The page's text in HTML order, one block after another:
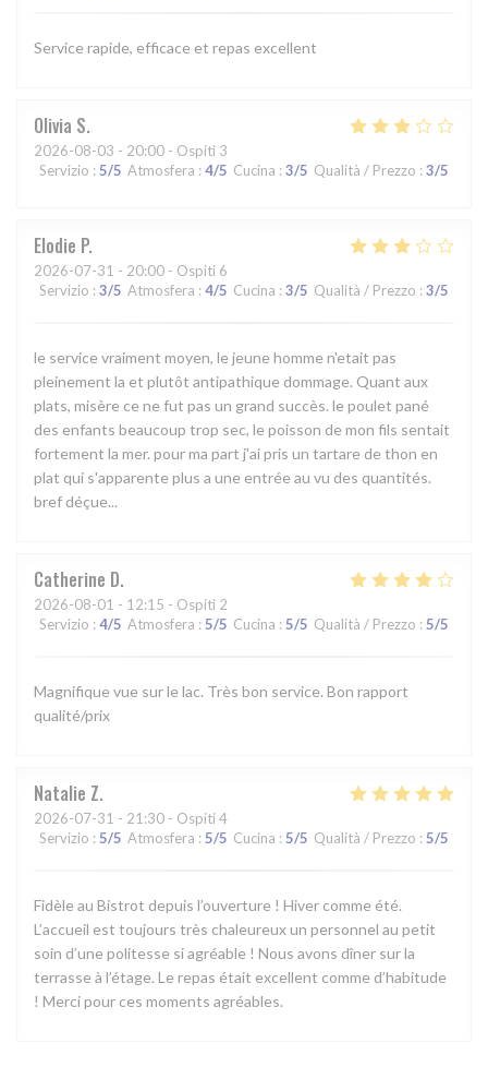
Service rapide, efficace et repas excellent
Olivia S
2026-08-03 - 20:00 - Ospiti 3
Servizio : 5/5 Atmosfera : 4/5 Cucina : 3/5 Qualità / Prezzo : 3/5
Elodie P
2026-07-31 - 20:00 - Ospiti 6
Servizio : 3/5 Atmosfera : 4/5 Cucina : 3/5 Qualità / Prezzo : 3/5
le service vraiment moyen, le jeune homme n'etait pas
pleinement la et plutôt antipathique dommage. Quant aux
plats, misère ce ne fut pas un grand succès. le poulet pané
des enfants beaucoup trop sec, le poisson de mon fils sentait
fortement la mer. pour ma part j'ai pris un tartare de thon en
plat qui s'apparente plus a une entrée au vu des quantités.
bref déçue...
Catherine D
2026-08-01 - 12:15 - Ospiti 2
Servizio : 4/5 Atmosfera : 5/5 Cucina : 5/5 Qualità / Prezzo : 5/5
Magnifique vue sur le lac. Très bon service. Bon rapport
qualité/prix
Natalie Z
2026-07-31 - 21:30 - Ospiti 4
Servizio : 5/5 Atmosfera : 5/5 Cucina : 5/5 Qualità / Prezzo : 5/5
Fidèle au Bistrot depuis l’ouverture ! Hiver comme été.
L’accueil est toujours très chaleureux un personnel au petit
soin d’une politesse si agréable ! Nous avons dîner sur la
terrasse à l’étage. Le repas était excellent comme d’habitude
! Merci pour ces moments agréables.